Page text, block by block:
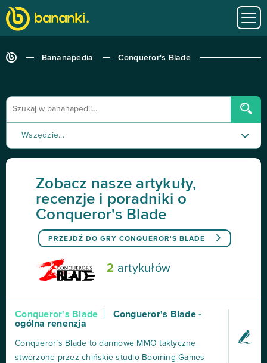
Bananapedia Conqueror's Blade
Wszędzie...
Recenzja
Tutorial
Zobacz nasze artykuły,
recenzje i poradniki o
Conqueror's Blade
PRZEJDŹ DO GRY CONQUEROR'S BLADE
2 artykułów
Conqueror's Blade
Congueror's Blade -
ogólna renenzja
Conqueror’s Blade to darmowe MMO taktyczne
stworzone przez chińskie studio Booming Games